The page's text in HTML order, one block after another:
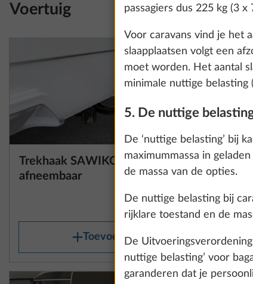
Show
Voertuig
Trekhaak SAWIKO,
afneembaar
Meer
€ 2.265
Toevoegen
passagiers dus 225 kg (3 x
Voor caravans vind je het
slaapplaatsen volgt een
moet worden. Het aantal
minimale nuttige belasting
5. De nuttige
De ‘nuttige belasting’ bij
maximummassa in
de massa van de opties.
De nuttige belasting bij
rijklare toestand en de
De
nuttige belasting’ voor
garanderen dat je